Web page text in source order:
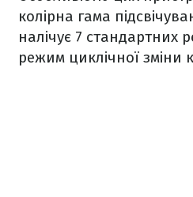
колірна гама
налічує 7 стандартних
режим циклічної зміни